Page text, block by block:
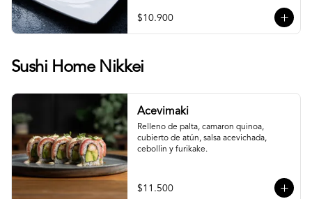
$10.900
Sushi Home Nikkei
Acevimaki
Relleno de palta, camaron quinoa,
cubierto de atún, salsa acevichada,
cebollin y furikake.
$11.500